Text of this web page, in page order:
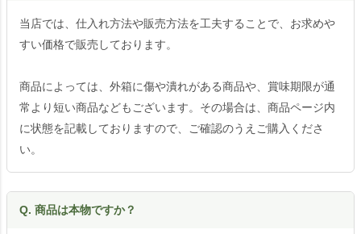
当店では、仕入れ方法や販売方法を工夫することで、お求めや
すい価格で販売しております。
商品によっては、外箱に傷や潰れがある商品や、賞味期限が通
常より短い商品などもございます。その場合は、商品ページ内
に状態を記載しておりますので、ご確認のうえご購入くださ
い。
Q. 商品は本物ですか？